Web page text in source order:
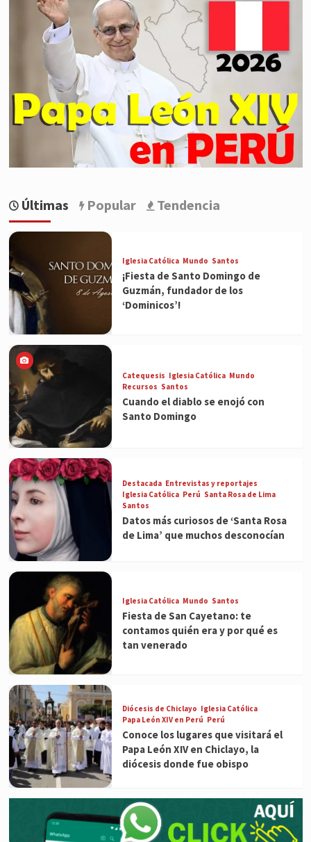
Últimas Popular Tendencia
Iglesia Católica Mundo Santos
¡Fiesta de Santo Domingo de
Guzmán, fundador de los
‘Dominicos’!
Catequesis Iglesia Católica Mundo
Recursos Santos
Cuando el diablo se enojó con
Santo Domingo
Destacada Entrevistas y reportajes
Iglesia Católica Perú Santa Rosa de Lima
Santos
Datos más curiosos de ‘Santa Rosa
de Lima’ que muchos desconocían
Iglesia Católica Mundo Santos
Fiesta de San Cayetano: te
contamos quién era y por qué es
tan venerado
Diócesis de Chiclayo Iglesia Católica
Papa León XIV en Perú Perú
Conoce los lugares que visitará el
Papa León XIV en Chiclayo, la
diócesis donde fue obispo